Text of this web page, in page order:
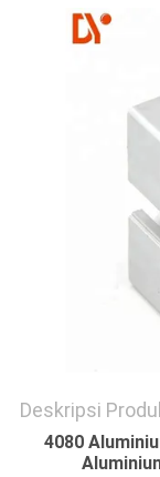
SITEMAP
Deskripsi
4080